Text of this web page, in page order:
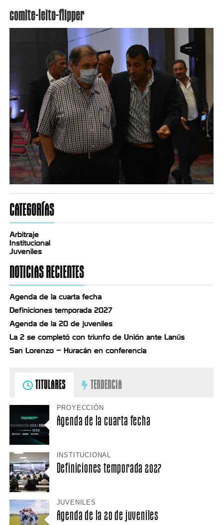
comite-leito-flipper
CATEGORÍAS
Arbitraje
Institucional
Juveniles
NOTICIAS RECIENTES
Agenda de la cuarta fecha
Definiciones temporada 2027
Agenda de la 20 de juveniles
La 2 se completó con triunfo de Unión ante Lanús
San Lorenzo – Huracán en conferencia
TITULARES TENDENCIA
PROYECCIÓN
Agenda de la cuarta fecha
INSTITUCIONAL
Definiciones temporada 2027
JUVENILES
Agenda de la 20 de juveniles